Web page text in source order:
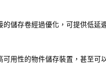
儲存卷經過優化，可提供低延
用性的物件儲存裝置，甚至可